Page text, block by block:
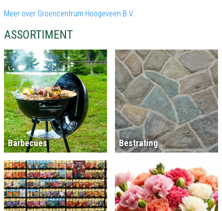
Meer over Groencentrum Hoogeveen B.V.
ASSORTIMENT
Barbecues Bestrating